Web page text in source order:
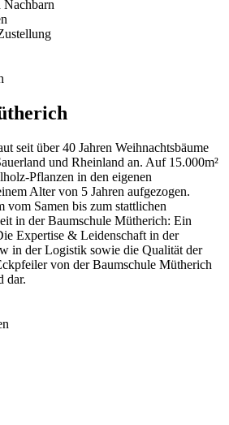
Nachbarn
seit über 40 Jahren Weihnachtsbäume
und Rheinland an. Auf 15.000m²
Pflanzen in den eigenen
Alter von 5 Jahren aufgezogen.
vom Samen bis zum stattlichen
in der Baumschule Mütherich: Ein
Expertise & Leidenschaft in der
in der Logistik sowie die Qualität der
von der Baumschule Mütherich
dar.